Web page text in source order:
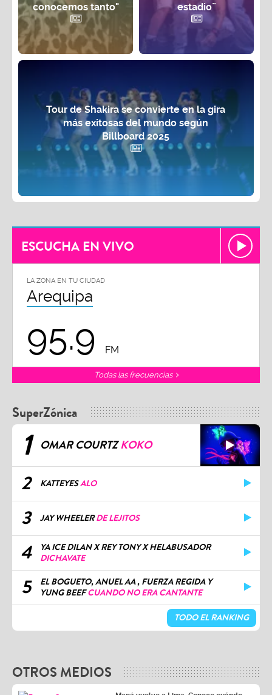
conocemos tanto"
estadio¨
Tour de Shakira se convierte en la gira
más exitosas del mundo según
Billboard 2025
ESCUCHA EN VIVO
LA ZONA EN TU CIUDAD
Arequipa
95.9 FM
Todas las frecuencias
SuperZónica
1 OMAR COURTZKOKO
2 KATTEYESALO
3 JAY WHEELERDE LEJITOS
4
YA ICE DILAN X REY TONY X HELABUSADOR
DICHAVATE
5
EL BOGUETO, ANUEL AA , FUERZA REGIDA Y
YUNG BEEFCUANDO NO ERA CANTANTE
TODO EL RANKING
Maná vuelve a Lima: Conoce cuándo